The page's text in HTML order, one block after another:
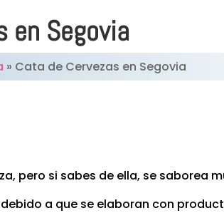
en Segovia
» Cata de Cervezas en Segovia
pero si sabes de ella, se saborea
a que se elaboran con